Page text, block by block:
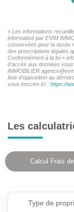
« Les informations
informatisé par EVIM
conservées pour la durée
des prescriptions légales
Conformément à la loi «
d'accès aux données
IMMOBILIER
liste d'opposition au
vous inscrire ici : https://
Les
Calcul Frais